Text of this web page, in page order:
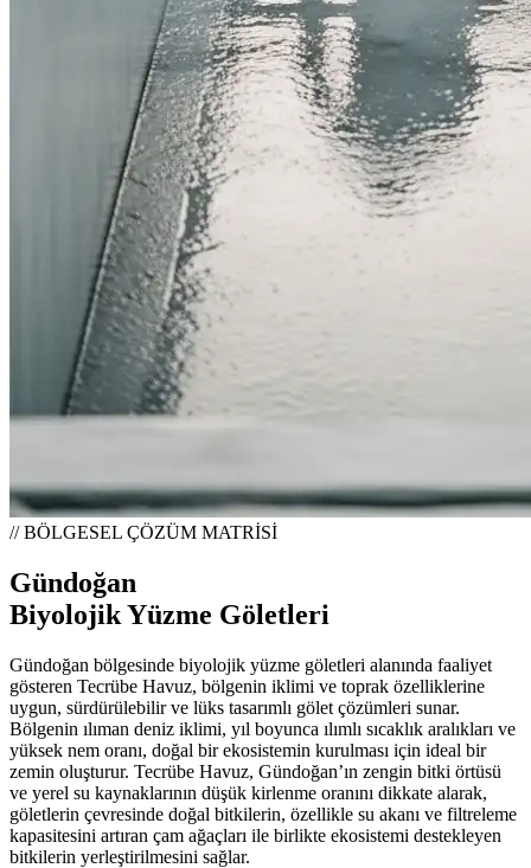
// BÖLGESEL ÇÖZÜM MATRİSİ
Gündoğan
Biyolojik Yüzme Göletleri
Gündoğan bölgesinde biyolojik yüzme göletleri alanında faaliyet
gösteren Tecrübe Havuz, bölgenin iklimi ve toprak özelliklerine
uygun, sürdürülebilir ve lüks tasarımlı gölet çözümleri sunar.
Bölgenin ılıman deniz iklimi, yıl boyunca ılımlı sıcaklık aralıkları ve
yüksek nem oranı, doğal bir ekosistemin kurulması için ideal bir
zemin oluşturur. Tecrübe Havuz, Gündoğan’ın zengin bitki örtüsü
ve yerel su kaynaklarının düşük kirlenme oranını dikkate alarak,
göletlerin çevresinde doğal bitkilerin, özellikle su akanı ve filtreleme
kapasitesini artıran çam ağaçları ile birlikte ekosistemi destekleyen
bitkilerin yerleştirilmesini sağlar.